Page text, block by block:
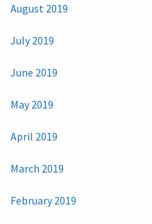
August 2019
July 2019
June 2019
May 2019
April 2019
March 2019
February 2019